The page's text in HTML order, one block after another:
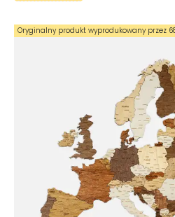
Oryginalny produkt wyprodukowany przez